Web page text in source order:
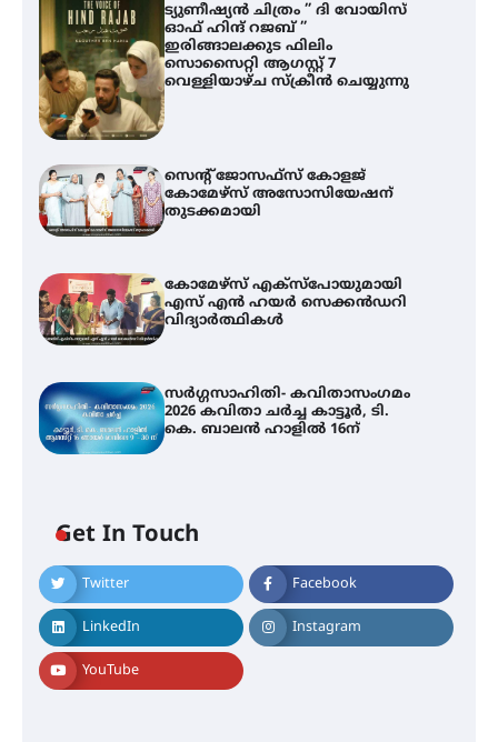
ട്യുണീഷ്യൻ ചിത്രം ” ദി വോയിസ്
ഓഫ് ഹിന്ദ് റജബ് ”
ഇരിങ്ങാലക്കുട ഫിലിം
സൊസൈറ്റി ആഗസ്റ്റ് 7
വെള്ളിയാഴ്ച സ്‌ക്രീൻ ചെയ്യുന്നു
സെന്റ് ജോസഫ്സ് കോളജ്
കോമേഴ്‌സ് അസോസിയേഷന്
തുടക്കമായി
കോമേഴ്സ് എക്സ്പോയുമായി
എസ് എൻ ഹയർ സെക്കൻഡറി
വിദ്യാർത്ഥികൾ
സർഗ്ഗസാഹിതി- കവിതാസംഗമം
2026 കവിതാ ചർച്ച കാട്ടൂർ, ടി.
കെ. ബാലൻ ഹാളിൽ 16ന്
Get In Touch
Twitter Facebook
LinkedIn Instagram
YouTube